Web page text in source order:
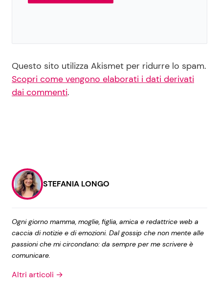
Questo sito utilizza Akismet per ridurre lo spam.
Scopri come vengono elaborati i dati derivati
dai commenti.
STEFANIA LONGO
Ogni giorno mamma, moglie, figlia, amica e redattrice web a
caccia di notizie e di emozioni. Dal gossip che non mente alle
passioni che mi circondano: da sempre per me scrivere è
comunicare.
Altri articoli →